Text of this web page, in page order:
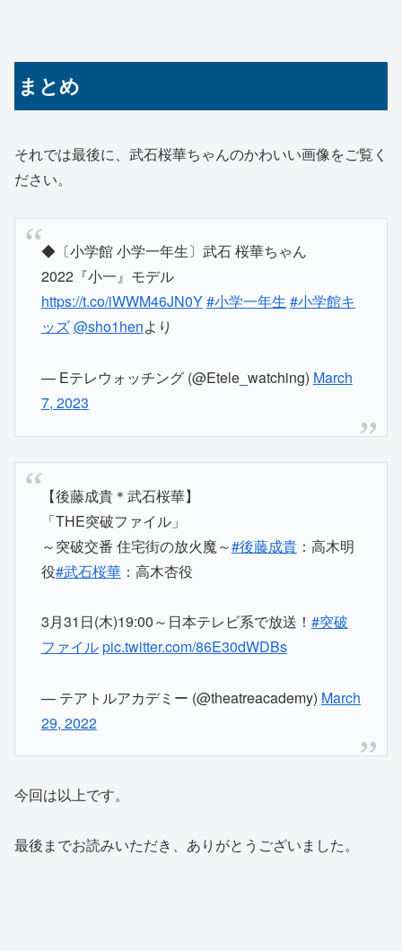
まとめ
それでは最後に、武石桜華ちゃんのかわいい画像をご覧く
ださい。
◆〔小学館 小学一年生〕武石 桜華ちゃん
2022『小一』モデル
https://t.co/iWWM46JN0Y#小学一年生 #小学館キ
ッズ@sho1henより
— Eテレウォッチング (@Etele_watching) March
7, 2023
【後藤成貴＊武石桜華】
「THE突破ファイル」
～突破交番 住宅街の放火魔～#後藤成貴：高木明
役#武石桜華：高木杏役
3月31日(木)19:00～日本テレビ系で放送！ #突破
ファイルpic.twitter.com/86E30dWDBs
— テアトルアカデミー (@theatreacademy) March
29, 2022
今回は以上です。
最後までお読みいただき、ありがとうございました。